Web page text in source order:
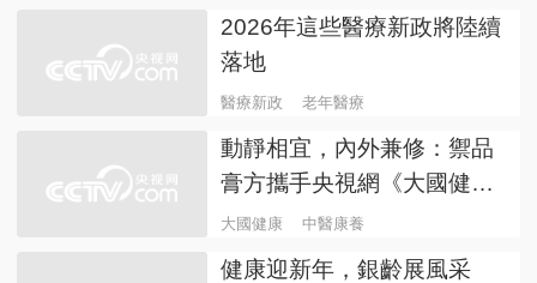
2026年這些醫療新政將陸續
落地
醫療新政 老年醫療
動靜相宜，內外兼修：禦品
膏方攜手央視網《大國健
康》，解鎖“武醫融合”康養
新模式
大國健康 中醫康養
健康迎新年，銀齡展風采